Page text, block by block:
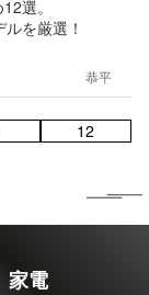
選。
を厳選！
恭平
12
家電